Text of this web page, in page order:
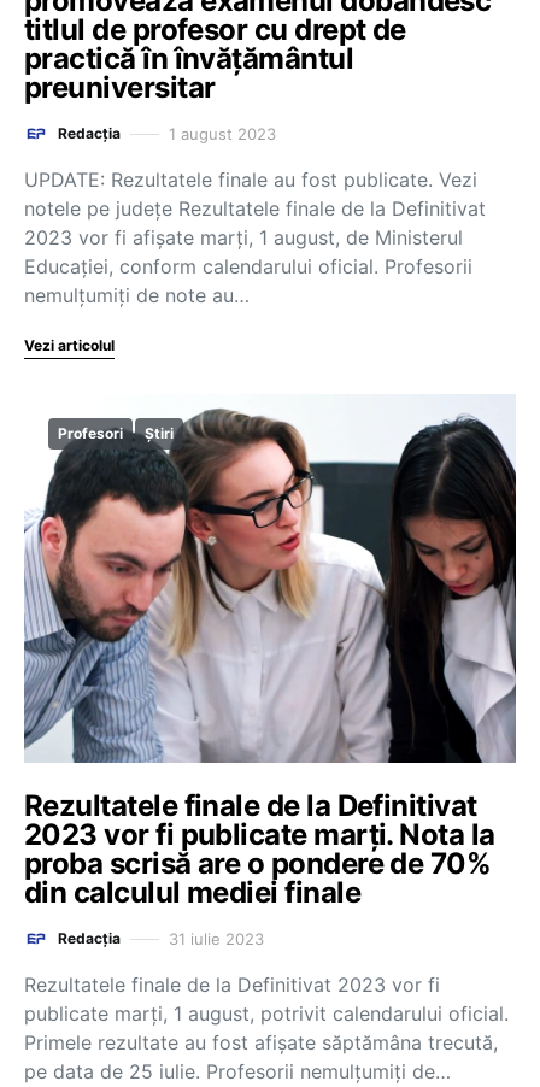
titlul de profesor cu drept de
practică în învăţământul
preuniversitar
Redacția 1 august 2023
UPDATE: Rezultatele finale au fost publicate. Vezi
notele pe județe Rezultatele finale de la Definitivat
2023 vor fi afișate marți, 1 august, de Ministerul
Educației, conform calendarului oficial. Profesorii
nemulțumiți de note au…
Vezi articolul
Profesori Știri
Rezultatele finale de la Definitivat
2023 vor fi publicate marți. Nota la
proba scrisă are o pondere de 70%
din calculul mediei finale
Redacția 31 iulie 2023
Rezultatele finale de la Definitivat 2023 vor fi
publicate marți, 1 august, potrivit calendarului oficial.
Primele rezultate au fost afișate săptămâna trecută,
pe data de 25 iulie. Profesorii nemulțumiți de…